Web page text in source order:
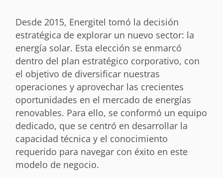
Desde 2015, Energitel tomó la decisión
estratégica de explorar un nuevo sector: la
energía solar. Esta elección se enmarcó
dentro del plan estratégico corporativo, con
el objetivo de diversificar nuestras
operaciones y aprovechar las crecientes
oportunidades en el mercado de energías
renovables. Para ello, se conformó un equipo
dedicado, que se centró en desarrollar la
capacidad técnica y el conocimiento
requerido para navegar con éxito en este
modelo de negocio.